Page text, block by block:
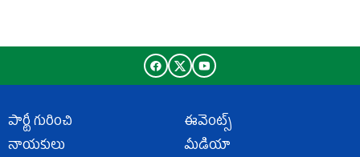
పార్టీ గురించి
నాయకులు
ఈవెంట్స్
మీడియా